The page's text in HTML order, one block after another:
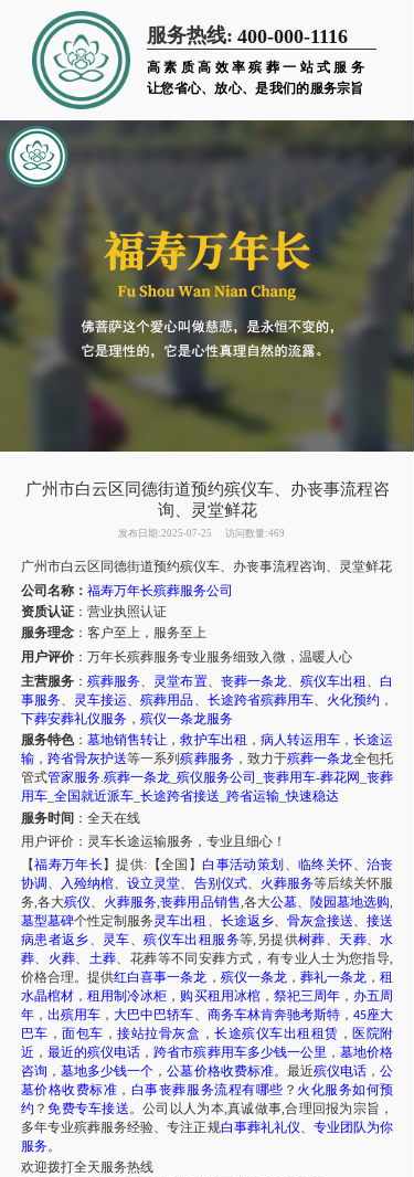
服务热线: 400-000-1116
高素质高效率殡葬一站式服务
让您省心、放心、是我们的服务宗旨
广州市白云区同德街道预约殡仪车、办丧事流程咨
询、灵堂鲜花
发布日期:2025-07-25 访问数量:469
广州市白云区同德街道预约殡仪车、 办丧事流程咨询、 灵堂鲜花
公司名称： 福寿万年长殡葬服务公司
资质认证：营业执照认证
服务理念：客户至上，服务至上
用户评价： 万年长殡葬服务专业服务细致入微，温暖人心
主营服务：殡葬服务、 灵堂布置、 丧葬一条龙、 殡仪车出租 、白
事服务、 灵车接运、殡葬用品、 长途跨省殡葬用车、 火化预约 ，
下葬安葬礼仪服务， 殡仪一条龙服务
服务特色：墓地销售转让 ，救护车出租 ， 病人转运用车 ，长途运
输， 跨省骨灰护送等一系列殡葬服务，致力于殡葬一条龙全包托
管式管家服务.殡葬一条龙_ 殡仪服务公司 _丧葬用车-葬花网 _丧葬
用车_ 全国就近派车_ 长途跨省接送 跨省运输_快速稳达
服务时间 ：全天在线
用户评价： 灵车长途运输服务，专业且细心！
【福寿万年长 】提供:【全国】白事活动策划 、 临终关怀、 治丧
协调 、 入殓纳棺、设立灵堂、 告别仪式、 火葬服务等后续关怀服
务,各大殡仪、 火葬服务,丧葬用品销售,各大公墓、 陵园墓地选购,
墓型墓碑个性定制服务灵车出租 、 长途返乡、 骨灰盒接送、接送
病患者返乡、 灵车、殡仪车出租服务等,另提供树葬、 天葬、水
葬、 火葬、 土葬、花葬等不同安葬方式，有专业人士为您指导,
价格合理。提供红白喜事一条龙 ， 殡仪一条龙， 葬礼一条龙 ，租
水晶棺材，租用制冷冰柜 ， 购买租用冰棺， 祭祀三周年 ， 办五周
年， 出殡用车 ，大巴中巴轿车、 商务车林肯奔驰考斯特 ，45座大
巴车 ，面包车 ，接站拉骨灰盒 ，长途殡仪车出租租赁 ， 医院附
近 ， 最近的殡仪电话 ，跨省市殡葬用车多少钱一公里 ，墓地价格
咨询 ， 墓地多少钱一个 ，公墓价格收费标准。最近殡仪电话 ，公
墓价格收费标准 ， 白事丧葬服务流程有哪些 ？ 火化服务如何预
约 ？免费专车接送。公司以人为本,真诚做事,合理回报为宗旨，
多年专业殡葬服务经验、专注正规白事葬礼礼仪、 专业团队为你
服务。
欢迎拨打全天服务热线